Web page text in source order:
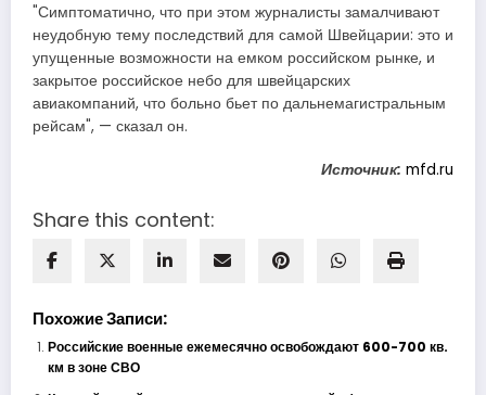
"Симптоматично, что при этом журналисты замалчивают
неудобную тему последствий для самой Швейцарии: это и
упущенные возможности на емком российском рынке, и
закрытое российское небо для швейцарских
авиакомпаний, что больно бьет по дальнемагистральным
рейсам", — сказал он.
Источник: mfd.ru
Share this content:
Похожие Записи:
Российские военные ежемесячно освобождают 600-700 кв.
км в зоне СВО